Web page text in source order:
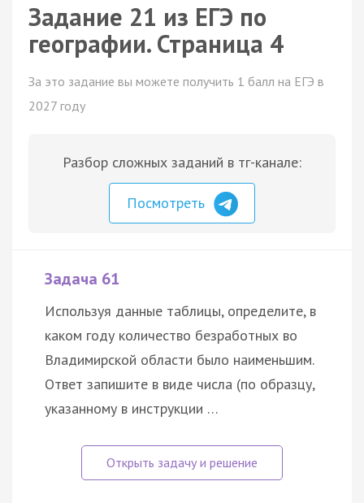
Задание 21 из ЕГЭ по
географии. Страница 4
За это задание вы можете получить 1 балл на ЕГЭ в
2027 году
Разбор сложных заданий в тг-канале:
Посмотреть
Задача 61
Используя данные таблицы, определите, в
каком году количество безработных во
Владимирской области было наименьшим.
Ответ запишите в виде числа (по образцу,
указанному в инструкции …